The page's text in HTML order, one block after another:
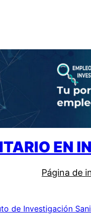
EN
Página de
de Investigación